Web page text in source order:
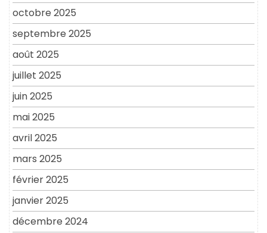
octobre 2025
septembre 2025
août 2025
juillet 2025
juin 2025
mai 2025
avril 2025
mars 2025
février 2025
janvier 2025
décembre 2024